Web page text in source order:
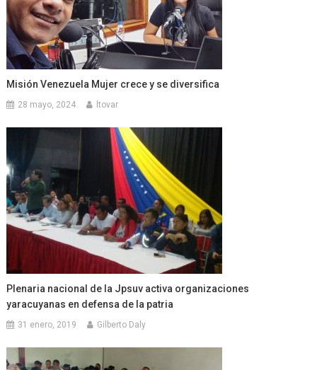
Misión Venezuela Mujer crece y se diversifica
28 mayo, 2024 ltovar
Plenaria nacional de la Jpsuv activa organizaciones
yaracuyanas en defensa de la patria
31 enero, 2019 Gilberto Daly